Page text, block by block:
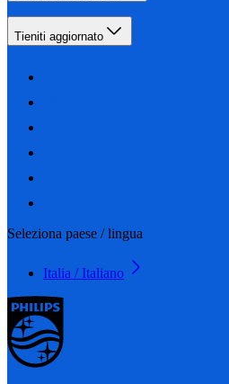
Tieniti aggiornato
Seleziona paese / lingua
Italia / Italiano